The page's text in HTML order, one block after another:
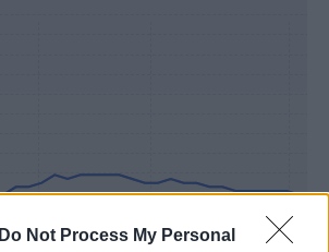
Do Not Process My Personal